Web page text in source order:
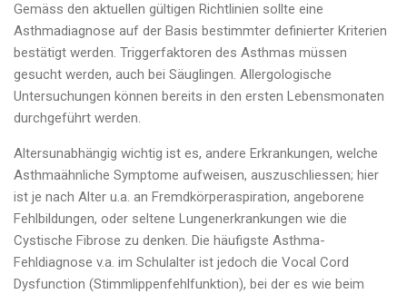
Gemäss den aktuellen gültigen Richtlinien sollte eine
Asthmadiagnose auf der Basis bestimmter definierter Kriterien
bestätigt werden. Triggerfaktoren des Asthmas müssen
gesucht werden, auch bei Säuglingen. Allergologische
Untersuchungen können bereits in den ersten Lebensmonaten
durchgeführt werden.
Altersunabhängig wichtig ist es, andere Erkrankungen, welche
Asthmaähnliche Symptome aufweisen, auszuschliessen; hier
ist je nach Alter u.a. an Fremdkörperaspiration, angeborene
Fehlbildungen, oder seltene Lungenerkrankungen wie die
Cystische Fibrose zu denken. Die häufigste Asthma-
Fehldiagnose v.a. im Schulalter ist jedoch die Vocal Cord
Dysfunction (Stimmlippenfehlfunktion), bei der es wie beim